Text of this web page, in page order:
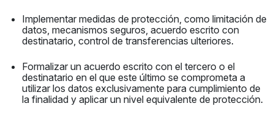
Implementar medidas de protección, como limitación de
datos, mecanismos seguros, acuerdo escrito con
destinatario, control de transferencias ulteriores.
Formalizar un acuerdo escrito con el tercero o el
destinatario en el que este último se comprometa a
utilizar los datos exclusivamente para cumplimiento de
la finalidad y aplicar un nivel equivalente de protección.